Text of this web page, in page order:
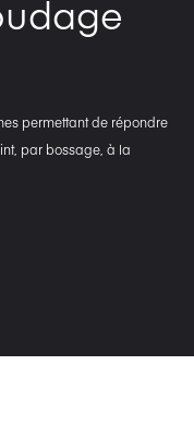
permettant de répondre
par bossage, à la